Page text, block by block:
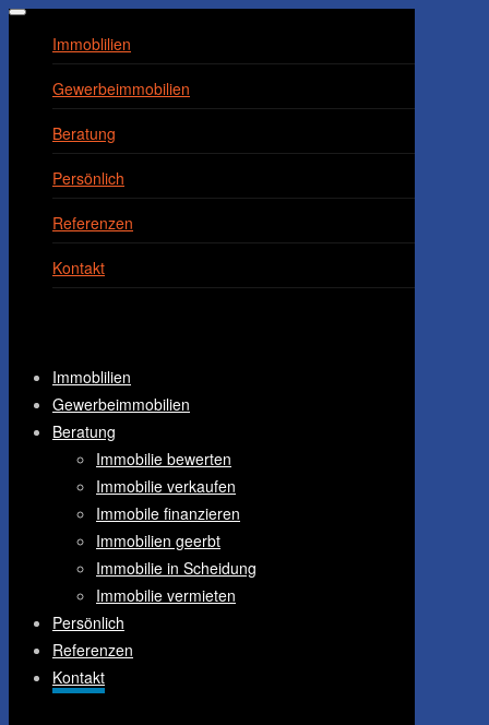
Navigation
umschaltenImmoblilien
Gewerbeimmobilien
Beratung
Persönlich
Referenzen
Kontakt
Immoblilien
Gewerbeimmobilien
Beratung
Immobilie bewerten
Immobilie verkaufen
Immobile finanzieren
Immobilien geerbt
Immobilie in Scheidung
Immobilie vermieten
Persönlich
Referenzen
Kontakt